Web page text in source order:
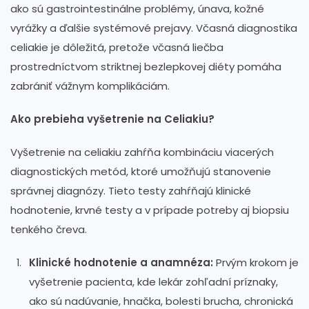
ako sú gastrointestinálne problémy, únava, kožné
vyrážky a ďalšie systémové prejavy. Včasná diagnostika
celiakie je dôležitá, pretože včasná liečba
prostredníctvom striktnej bezlepkovej diéty pomáha
zabrániť vážnym komplikáciám.
Ako prebieha vyšetrenie na Celiakiu?
Vyšetrenie na celiakiu zahŕňa kombináciu viacerých
diagnostických metód, ktoré umožňujú stanovenie
správnej diagnózy. Tieto testy zahŕňajú klinické
hodnotenie, krvné testy a v prípade potreby aj biopsiu
tenkého čreva.
Klinické hodnotenie a anamnéza: Prvým krokom je
vyšetrenie pacienta, kde lekár zohľadní príznaky,
ako sú nadúvanie, hnačka, bolesti brucha, chronická